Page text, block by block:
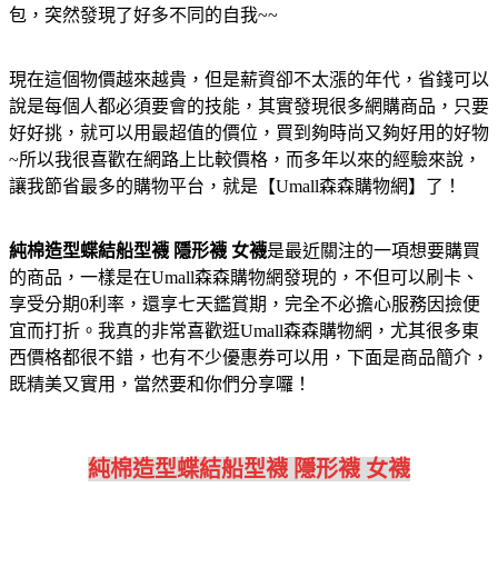
包，突然發現了好多不同的自我~~
現在這個物價越來越貴，但是薪資卻不太漲的年代，省錢可以
說是每個人都必須要會的技能，其實發現很多網購商品，只要
好好挑，就可以用最超值的價位，買到夠時尚又夠好用的好物
~所以我很喜歡在網路上比較價格，而多年以來的經驗來說，
讓我節省最多的購物平台，就是【Umall森森購物網】了！
純棉造型蝶結船型襪 隱形襪 女襪是最近關注的一項想要購買
的商品，一樣是在Umall森森購物網發現的，不但可以刷卡、
享受分期0利率，還享七天鑑賞期，完全不必擔心服務因撿便
宜而打折。我真的非常喜歡逛Umall森森購物網，尤其很多東
西價格都很不錯，也有不少優惠券可以用，下面是商品簡介，
既精美又實用，當然要和你們分享囉！
純棉造型蝶結船型襪 隱形襪 女襪